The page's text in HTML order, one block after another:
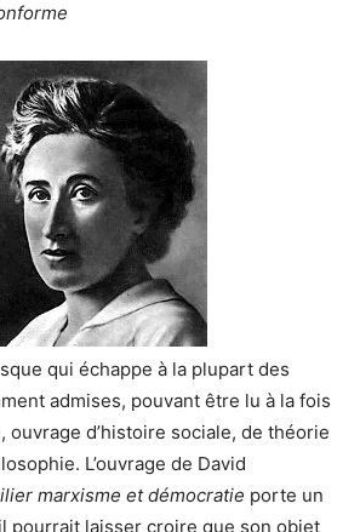
qui échappe à la plupart des
admises, pouvant être lu à la fois
ouvrage d’histoire sociale, de théorie
L’ouvrage de David
marxisme et démocratie porte un
pourrait laisser croire que son objet